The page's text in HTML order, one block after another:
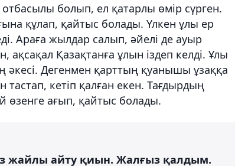
болып, ел қатарлы өмір сүрген.
құлап, қайтыс болады. Үлкен ұлы ер
Араға жылдар салып, әйелі де ауыр
Қазақтанға ұлын іздеп келді. Ұлы
Дегенмен қарттың қуанышы ұзаққа
кетіп қалған екен. Тағдырдың
өзенге ағып, қайтыс болады.
жайлы айту қиын. Жалғыз қалдым.